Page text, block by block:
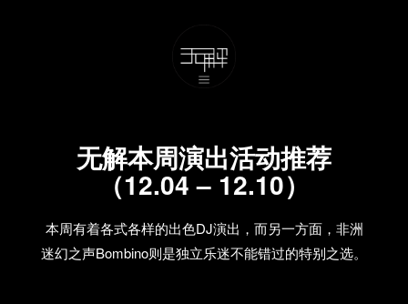
无解本周演出活动推荐
（12.04 – 12.10）
本周有着各式各样的出色DJ演出，而另一方面，非洲
迷幻之声Bombino则是独立乐迷不能错过的特别之选。